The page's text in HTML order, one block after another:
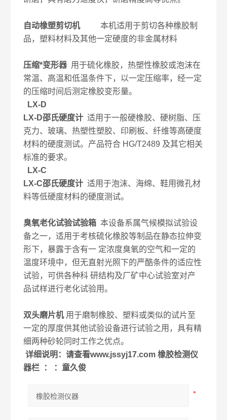
自动橡塑剪切机
本机适用于剪切各种橡胶制
品，塑料材料及其他一定硬度的非金属材料
压缩*变形器 用于硫化橡胶，热塑性橡胶或泡沫在
常温、高温和低温条件下，以一定压缩率，经一定
的压缩时间后测定橡胶变形量。
LX-D
LX-D邵氏硬度计 适用于一般硬橡胶、硬树脂、压
克力、玻璃、热塑性塑胶、印刷板、纤维等高硬度
材料的硬度测试。产品符合 HG/T2489 及其它相关
标准的要求。
LX-C
LX-C邵氏硬度计 适用于泡沫、海绵、鞋用微孔材
料等低硬度材料的硬度测试。
臭氧老化试验试验箱 本设备系属气候模拟试验设
备之一，适用于考核硫化橡胶等制品在静态拉伸变
形下，暴露于含有一 定浓度臭氧的空气和一定的
温度环境中，但无直射光照下的严酷条件的适应性
试验，可供各种科 研结构及厂矿中心试验室对产
品试样进行老化试验用。
双头磨片机 用于磨制橡胶、塑料或类似的试片至
一定的厚度供其他试验设备进行试验之用，具有精
细两种砂轮同时工作之优点。
详细说明：请查看www.jssyj17.com 橡胶检测仪
器栏 ： ：童久俊